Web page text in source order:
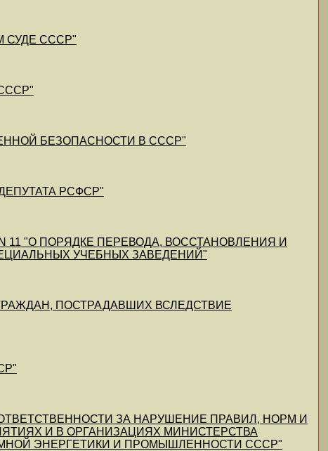
СУДЕ СССР"
БЕЗОПАСНОСТИ В СССР"
РСФСР"
N 11 "О ПОРЯДКЕ ПЕРЕВОДА, ВОССТАНОВЛЕНИЯ И
УЧЕБНЫХ ЗАВЕДЕНИЙ"
ПОСТРАДАВШИХ ВСЛЕДСТВИЕ
ОТВЕТСТВЕННОСТИ ЗА НАРУШЕНИЕ ПРАВИЛ, НОРМ И
И В ОРГАНИЗАЦИЯХ МИНИСТЕРСТВА
ЭНЕРГЕТИКИ И ПРОМЫШЛЕННОСТИ СССР"